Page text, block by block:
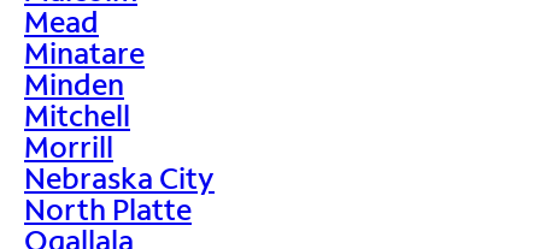
Mead
Minatare
Minden
Mitchell
Morrill
Nebraska City
North Platte
Ogallala